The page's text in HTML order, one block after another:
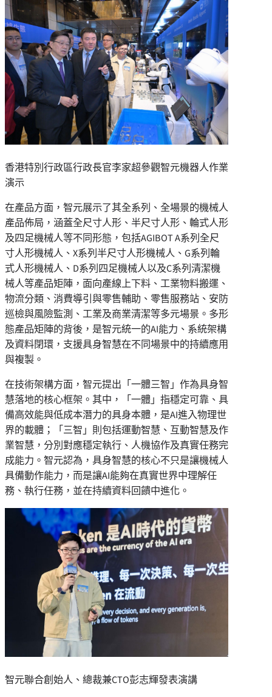
香港特別行政區行政長官李家超參觀智元機器人作業
演示
在產品方面，智元展示了其全系列、全場景的機械人
產品佈局，涵蓋全尺寸人形、半尺寸人形、輪式人形
及四足機械人等不同形態，包括AGIBOT A系列全尺
寸人形機械人、X系列半尺寸人形機械人、G系列輪
式人形機械人、D系列四足機械人以及C系列清潔機
械人等產品矩陣，面向產線上下料、工業物料搬運、
物流分類、消費導引與零售輔助、零售服務站、安防
巡檢與風險監測、工業及商業清潔等多元場景。多形
態產品矩陣的背後，是智元統一的AI能力、系統架構
及資料閉環，支援具身智慧在不同場景中的持續應用
與複製。
在技術架構方面，智元提出「一體三智」作為具身智
慧落地的核心框架。其中，「一體」指穩定可靠、具
備高效能與低成本潛力的具身本體，是AI進入物理世
界的載體；「三智」則包括運動智慧、互動智慧及作
業智慧，分別對應穩定執行、人機協作及真實任務完
成能力。智元認為，具身智慧的核心不只是讓機械人
具備動作能力，而是讓AI能夠在真實世界中理解任
務、執行任務，並在持續資料回饋中進化。
智元聯合創始人、總裁兼CTO彭志輝發表演講